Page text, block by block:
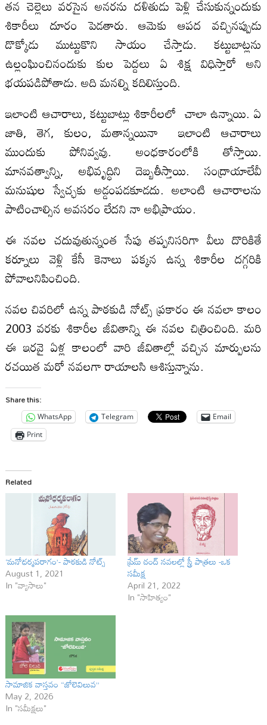
తన చెల్లెలు వరసైన అనరను దళితుడు పెళ్లి చేసుకున్నందుకు
శికారీలు దూరం పెడతారు. ఆమెకు ఆపద వచ్చినప్పుడు
డొక్కోడు ముట్టుకొని సాయం చేస్తాడు. కట్టుబాట్లను
ఉల్లంఘించినందుకు కుల పెద్దలు ఏ శిక్ష విధిస్తారో అని
భయపడిపోతాడు. అది మనల్ని కదిలిస్తుంది.
ఇలాంటి ఆచారాలు, కట్టుబాట్లు శికారీలలో చాలా ఉన్నాయి. ఏ
జాతి, తెగ, కులం, మతాన్నయినా ఇలాంటి ఆచారాలు
ముందుకు పోనివ్వవు. అంధకారంలోకి తోస్తాయి.
మానవత్వాన్ని, అభివృద్ధిని దెబ్బతీస్తాయి. సంద్రాయాలేవీ
మనుషుల స్వేచ్ఛకు అడ్డంపడకూడదు. అలాంటి ఆచారాలను
పాటించాల్సిన అవసరం లేదని నా అభిప్రాయం.
ఈ నవల చదువుతున్నంత సేపు తప్పనిసరిగా వీలు దొరికితే
కర్నూలు వెళ్లి కేసీ కెనాలు పక్కన ఉన్న శికారీల దగ్గరికి
పోవాలనిపించింది.
నవల చివరిలో ఉన్న పాఠకుడి నోట్స్‌ ప్రకారం ఈ నవలా కాలం
2003 వరకు శికారీల జీవితాన్ని ఈ నవల చిత్రించింది. మరి
ఈ ఇరవై ఏళ్ల కాలంలో వారి జీవితాల్లో వచ్చిన మార్పులను
రచయిత మరో నవలగా రాయాలసి ఆశిస్తున్నాను.
Share this:
WhatsApp Telegram
Email
Print
Related
‘మనోధర్మపరాగం’- పాఠకుడి నోట్స్
August 1, 2021
In "వ్యాసాలు"
ప్రేమ్ చంద్ నవలల్లో స్త్రీ పాత్రలు -ఒక
సమీక్ష
April 21, 2022
In "సాహిత్యం"
సామాజిక వాస్తవం “జోలెవిలువ”
May 2, 2026
In "సమీక్షలు"